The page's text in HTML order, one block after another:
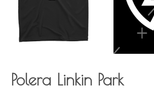
Polera Linkin Park